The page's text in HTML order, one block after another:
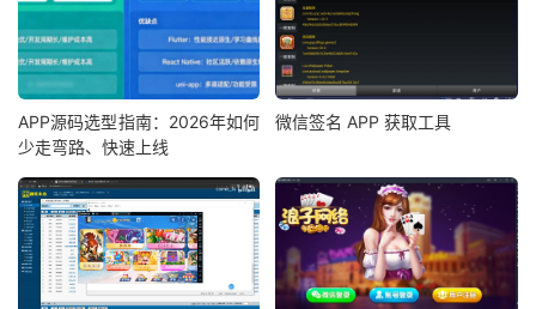
APP源码选型指南：2026年如何
少走弯路、快速上线
微信签名 APP 获取工具